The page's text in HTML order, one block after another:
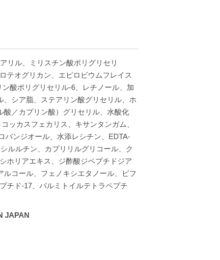
リル、ミリスチン酸ポリグリセリ
テオグリカン、エピロビウムフレイス
酸ポリグリセリル-6、レチノール、加
シア脂、ステアリン酸グリセリル、ホ
／カプリン酸）グリセリル、水酸化
ッカスフェカリス、キサンタンガム、
バンジオール、水添レシチン、EDTA-
ルルチン、カプリリルグリコール、ク
ホリアエキス、ジ酢酸ジペプチドジア
コール、フェノキシエタノール、ビフ
チド-17、パルミトイルテトラペプチ
JAPAN